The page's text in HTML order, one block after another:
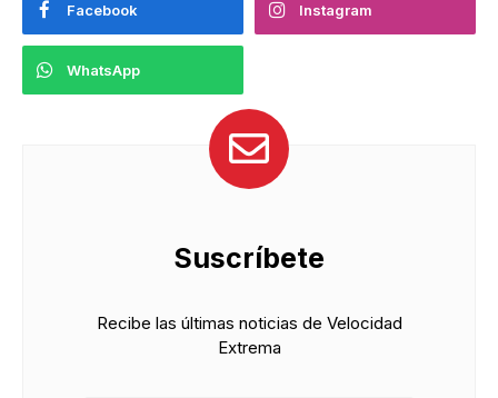
Facebook Instagram
WhatsApp
Suscríbete
Recibe las últimas noticias de Velocidad
Extrema